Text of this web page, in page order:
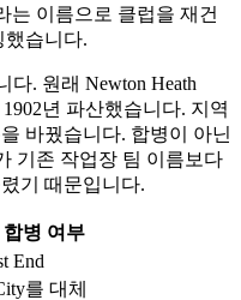
는 이름으로 클럽을 재건
했습니다.
다. 원래 Newton Heath
년 파산했습니다. 지역
바꿨습니다. 합병이 아닌
기존 작업장 팀 이름보다
기 때문입니다.
합병 여부
End
를 대체